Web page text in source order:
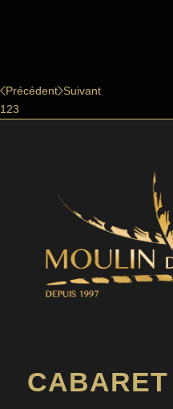
Précédent Suivant
123